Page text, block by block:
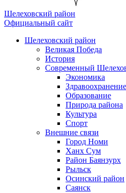
Шелеховский район
Официальный сайт
Шелеховский район
Великая Победа
История
Современный
Экономика
Здравоохранение
Образование
Природа района
Культура
Спорт
Внешние связи
Город Номи
Ханх Сум
Район Баянзурх
Рыльск
Осинский район
Саянск